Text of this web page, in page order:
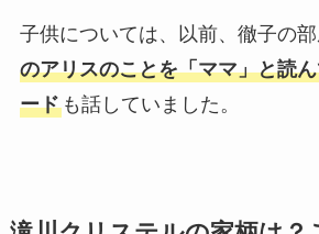
子供については、以前、徹子の
のアリスのことを「ママ」と読
ードも話していました。